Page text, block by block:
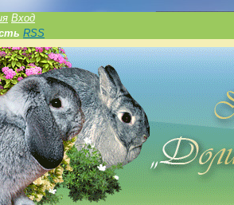
Вход
RSS